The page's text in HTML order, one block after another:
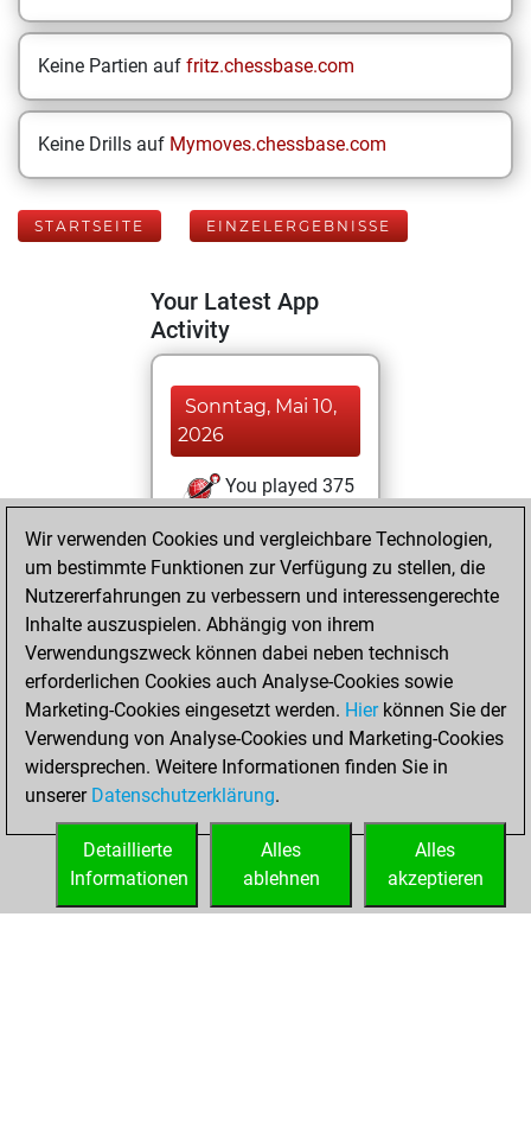
Keine Partien auf fritz.chessbase.com
Keine Drills auf Mymoves.chessbase.com
STARTSEITE EINZELERGEBNISSE
Your Latest App
Activity
Sonntag, Mai 10,
2026
You played 375
You scored
+223 =33 -119 in
blitz
Donnerstag, Mai
7, 2026
You played 25
bullet games
Play
You scored +14
=3 -8 in bullet
Wir verwenden Cookies und vergleichbare Technologien,
um bestimmte Funktionen zur Verfügung zu stellen, die
Nutzererfahrungen zu verbessern und interessengerechte
Inhalte auszuspielen. Abhängig von ihrem
Verwendungszweck können dabei neben technisch
erforderlichen Cookies auch Analyse-Cookies sowie
Marketing-Cookies eingesetzt werden. Hierkönnen Sie der
Verwendung von Analyse-Cookies und Marketing-Cookies
widersprechen. Weitere Informationen finden Sie in
unserer Datenschutzerklärung.
Alles
akzeptieren
Alles
ablehnen
Detaillierte
Informationen